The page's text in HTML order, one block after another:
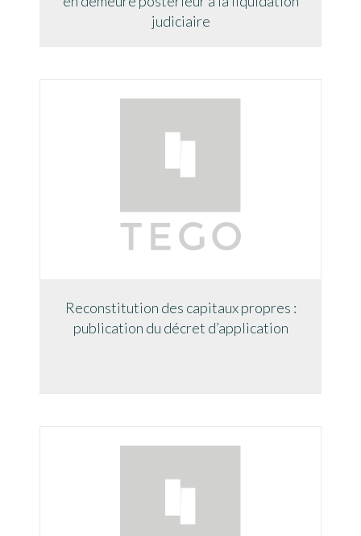
judiciaire
Reconstitution des capitaux propres :
publication du décret d’application